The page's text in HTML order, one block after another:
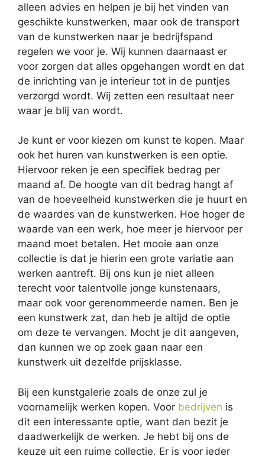
alleen advies en helpen je bij het vinden van
geschikte kunstwerken, maar ook de transport
van de kunstwerken naar je bedrijfspand
regelen we voor je. Wij kunnen daarnaast er
voor zorgen dat alles opgehangen wordt en dat
de inrichting van je interieur tot in de puntjes
verzorgd wordt. Wij zetten een resultaat neer
waar je blij van wordt.
Je kunt er voor kiezen om kunst te kopen. Maar
ook het huren van kunstwerken is een optie.
Hiervoor reken je een specifiek bedrag per
maand af. De hoogte van dit bedrag hangt af
van de hoeveelheid kunstwerken die je huurt en
de waardes van de kunstwerken. Hoe hoger de
waarde van een werk, hoe meer je hiervoor per
maand moet betalen. Het mooie aan onze
collectie is dat je hierin een grote variatie aan
werken aantreft. Bij ons kun je niet alleen
terecht voor talentvolle jonge kunstenaars,
maar ook voor gerenommeerde namen. Ben je
een kunstwerk zat, dan heb je altijd de optie
om deze te vervangen. Mocht je dit aangeven,
dan kunnen we op zoek gaan naar een
kunstwerk uit dezelfde prijsklasse.
Bij een kunstgalerie zoals de onze zul je
voornamelijk werken kopen. Voor bedrijven is
dit een interessante optie, want dan bezit je
daadwerkelijk de werken. Je hebt bij ons de
keuze uit een ruime collectie. Er is voor ieder